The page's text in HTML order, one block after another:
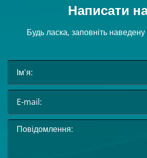
Написати
Будь ласка, заповніть